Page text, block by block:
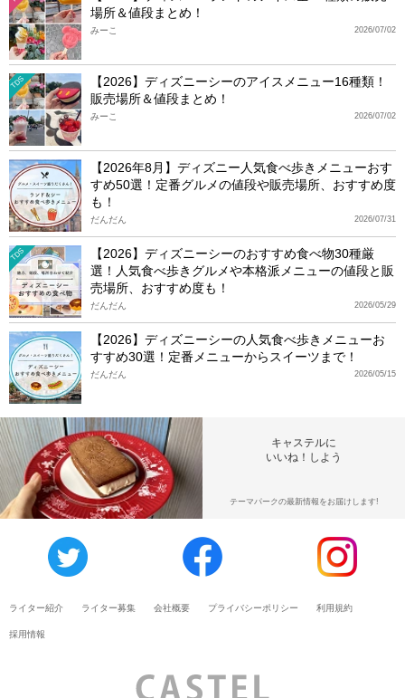
場所＆値段まとめ！
2026/07/02
みーこ
TDS
【2026】ディズニーシーのアイスメニュー16種類！
販売場所＆値段まとめ！
2026/07/02
みーこ
【2026年8月】ディズニー人気食べ歩きメニューおす
すめ50選！定番グルメの値段や販売場所、おすすめ度
も！
2026/07/31
だんだん
TDS
【2026】ディズニーシーのおすすめ食べ物30種厳
選！人気食べ歩きグルメや本格派メニューの値段と販
売場所、おすすめ度も！
2026/05/29
だんだん
【2026】ディズニーシーの人気食べ歩きメニューお
すすめ30選！定番メニューからスイーツまで！
2026/05/15
だんだん
キャステルに
いいね！しよう
テーマパークの最新情報をお届けします!
ライター紹介 ライター募集 会社概要 プライバシーポリシー 利用規約
採用情報